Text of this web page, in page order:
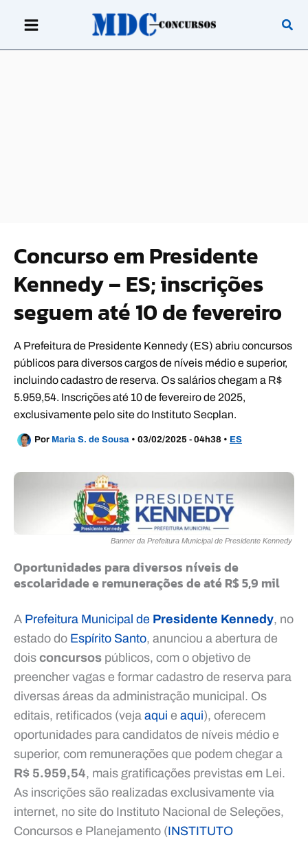
Concurso em Presidente
Kennedy – ES; inscrições
seguem até 10 de fevereiro
A Prefeitura de Presidente Kennedy (ES) abriu concursos
públicos para diversos cargos de níveis médio e superior,
incluindo cadastro de reserva. Os salários chegam a R$
5.959,54. Inscrições até 10 de fevereiro de 2025,
exclusivamente pelo site do Instituto Secplan.
Por Maria S. de Sousa • 03/02/2025 - 04h38 • ES
Banner da Prefeitura Municipal de Presidente Kennedy
Oportunidades para diversos níveis de
escolaridade e remunerações de até R$ 5,9 mil
A Prefeitura Municipal de Presidente Kennedy, no
estado do Espírito Santo, anunciou a abertura de
dois concursos públicos, com o objetivo de
preencher vagas e formar cadastro de reserva para
diversas áreas da administração municipal. Os
editais, retificados (veja aqui e aqui), oferecem
oportunidades para candidatos de níveis médio e
superior, com remunerações que podem chegar a
R$ 5.959,54, mais gratificações previstas em Lei.
As inscrições são realizadas exclusivamente via
internet, no site do Instituto Nacional de Seleções,
Concursos e Planejamento (INSTITUTO